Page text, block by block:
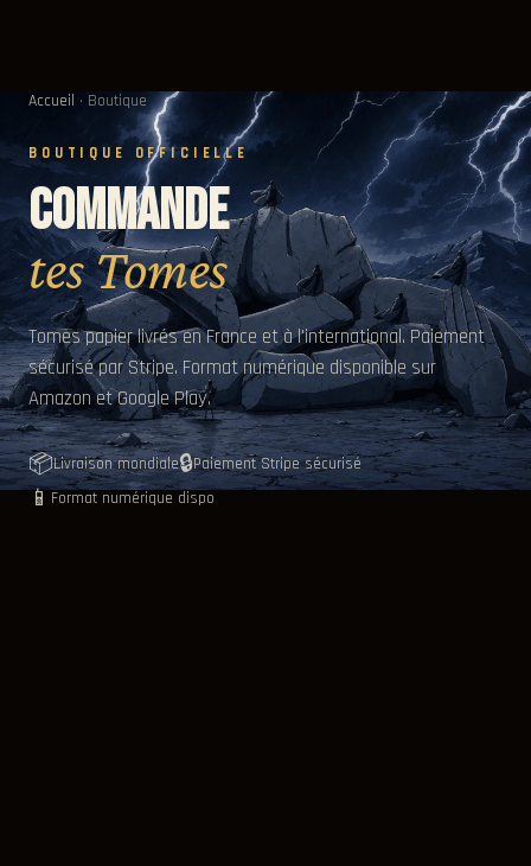
Accueil · Boutique
BOUTIQUE OFFICIELLE
Commande
tes Tomes
Tomes papier livrés en France et à l'international. Paiement
sécurisé par Stripe. Format numérique disponible sur
Amazon et Google Play.
📦Livraison mondiale🔒Paiement Stripe sécurisé
📱Format numérique dispo